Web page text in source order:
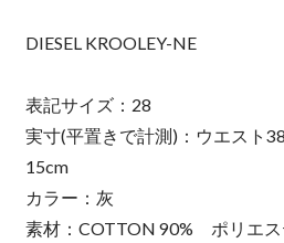
DIESEL KROOLEY-NE
表記サイズ：28
実寸(平置きで計測)：ウエスト
15cm
カラー：灰
素材：COTTON 90% ポリエス